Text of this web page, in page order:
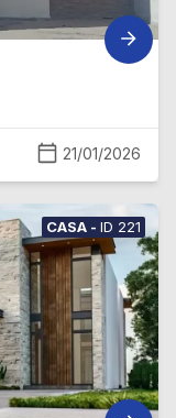
21/01/2026
CASA - ID 221